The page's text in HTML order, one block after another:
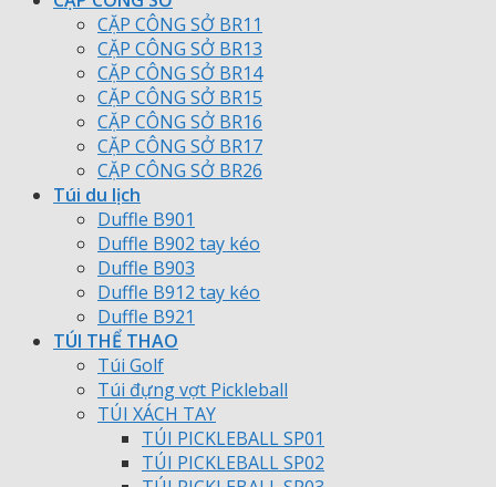
CẶP CÔNG SỞ BR11
CẶP CÔNG SỞ BR13
CẶP CÔNG SỞ BR14
CẶP CÔNG SỞ BR15
CẶP CÔNG SỞ BR16
CẶP CÔNG SỞ BR17
CẶP CÔNG SỞ BR26
Túi du lịch
Duffle B901
Duffle B902 tay kéo
Duffle B903
Duffle B912 tay kéo
Duffle B921
TÚI THỂ THAO
Túi Golf
Túi đựng vợt Pickleball
TÚI XÁCH TAY
TÚI PICKLEBALL SP01
TÚI PICKLEBALL SP02